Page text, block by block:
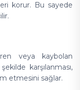
korur. Bu sayede
veya kaybolan
karşılanması,
etmesini sağlar.